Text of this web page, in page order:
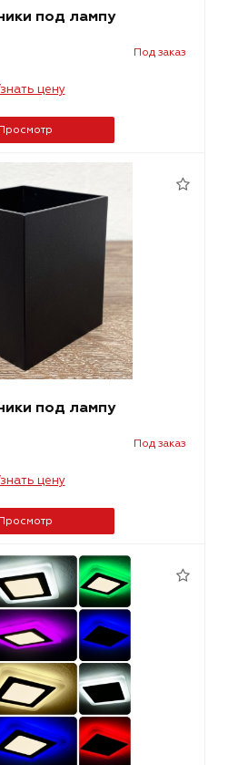
под лампу
Под заказ
цену
под лампу
Под заказ
цену